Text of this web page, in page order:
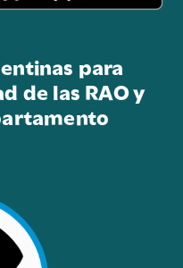
para
de las RAO y